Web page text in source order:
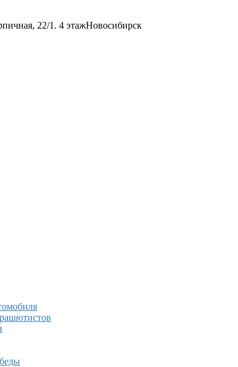
22/1. 4 этажНовосибирск